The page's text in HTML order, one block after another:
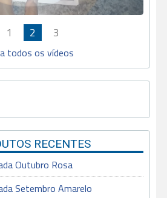
1 2 3
todos os vídeos
RECENTES
Outubro Rosa
Setembro Amarelo